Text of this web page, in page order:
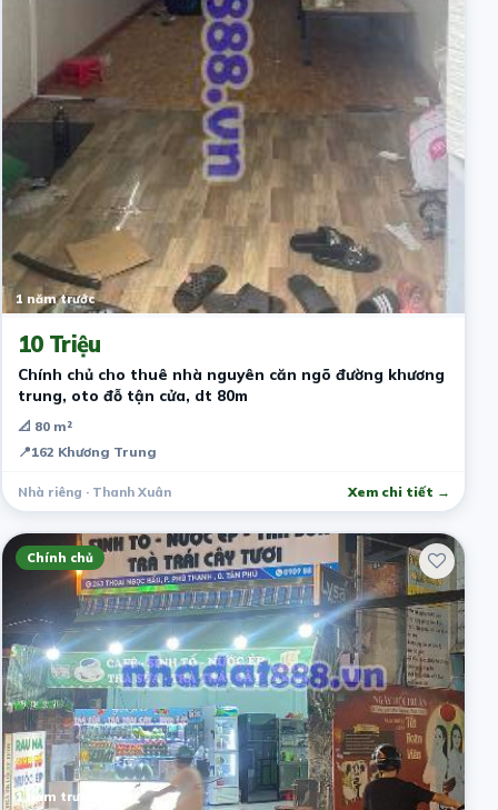
1 năm trước
10 Triệu
Chính chủ cho thuê nhà nguyên căn ngõ đường khương
trung, oto đỗ tận cửa, dt 80m
📐 80 m²
📍162 Khương Trung
Nhà riêng · Thanh Xuân Xem chi tiết →
Chính chủ
1 năm trước